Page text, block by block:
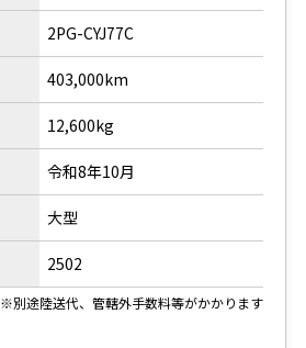
2PG-CYJ77C
403,000km
12,600kg
令和8年10月
大型
2502
※別途陸送代、管轄外手数料等がかかります